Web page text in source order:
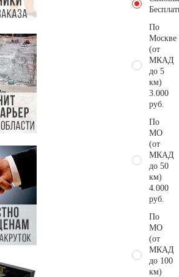
По
Москве
(от
МКАД
до 5
км)
3.000
руб.
По
МО
(от
МКАД
до 50
км)
4.000
руб.
По
МО
(от
МКАД
до 100
км)